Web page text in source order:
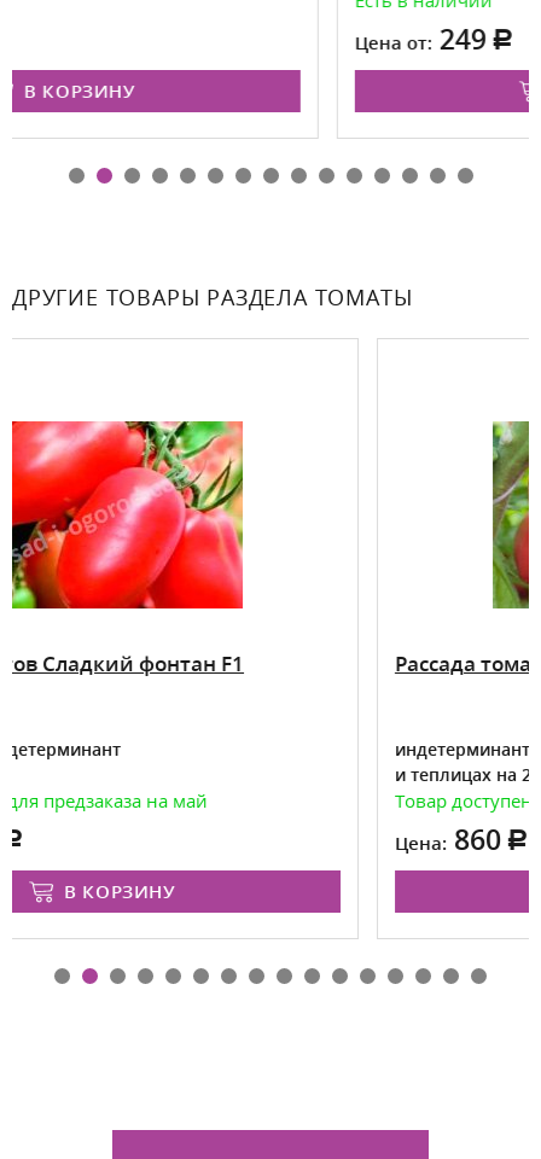
ДРУГИЕ ТОВАРЫ РАЗДЕЛА ТОМАТЫ
Рассада томатов Креатив
индетерминант для выращивания в
Товар доступен для предзаказа на май